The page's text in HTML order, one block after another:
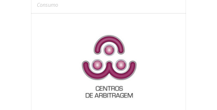
Consumo